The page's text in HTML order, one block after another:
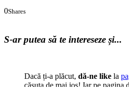
0Shares
S-ar putea să te intereseze și...
Dacă ți-a plăcut, dă-ne like la
căsuța de mai jos! Iar pe pagina